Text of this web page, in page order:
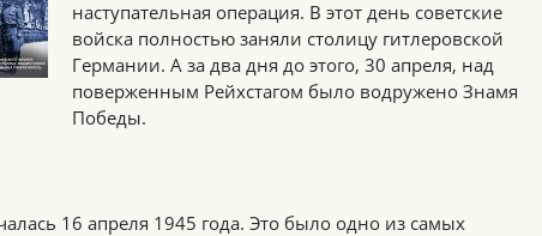
наступательная операция. В этот день советские
войска полностью заняли столицу гитлеровской
Германии. А за два дня до этого, 30 апреля, над
поверженным Рейхстагом было водружено Знамя
Победы.
16 апреля 1945 года. Это было одно из самых